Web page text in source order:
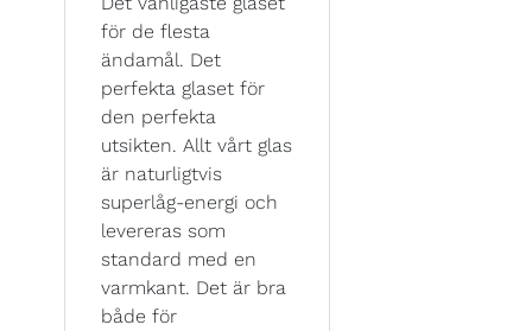
för de flesta
ändamål. Det
perfekta glaset för
den perfekta
utsikten. Allt vårt glas
är naturligtvis
superlåg-energi och
levereras som
standard med en
varmkant. Det är bra
både för